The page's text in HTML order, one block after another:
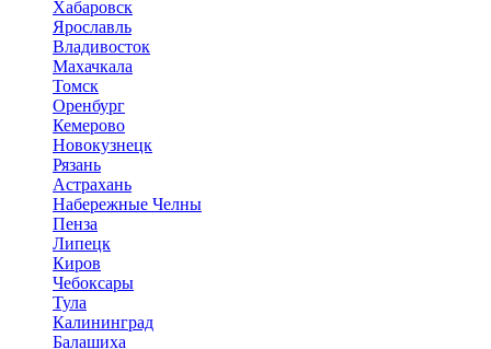
Хабаровск
Ярославль
Владивосток
Махачкала
Томск
Оренбург
Кемерово
Новокузнецк
Рязань
Астрахань
Набережные Челны
Пенза
Липецк
Киров
Чебоксары
Тула
Калининград
Балашиха